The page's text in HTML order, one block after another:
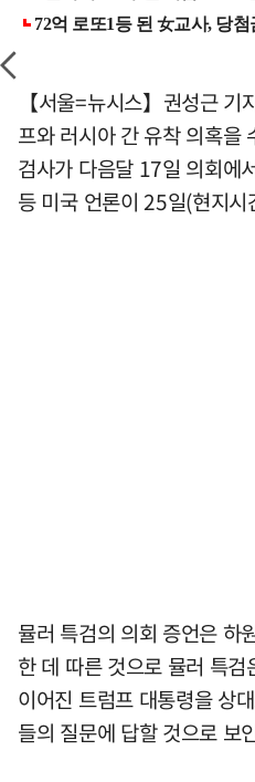
【서울=뉴시스】권성근
프와 러시아 간 유착 의혹을
검사가 다음달 17일 의회에
등 미국 언론이 25일(현지시
뮬러 특검의 의회 증언은 하
한 데 따른 것으로 뮬러 특
이어진 트럼프 대통령을 상
들의 질문에 답할 것으로 보